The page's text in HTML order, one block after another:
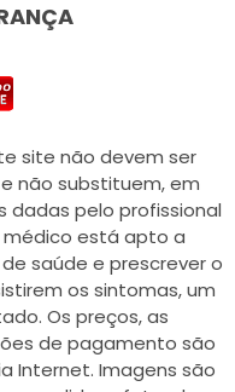
site não devem ser
não substituem, em
dadas pelo profissional
está apto a
saúde e prescrever o
os sintomas, um
Os preços, as
de pagamento são
Internet. Imagens são